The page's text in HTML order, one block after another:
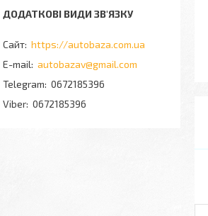
https://autobaza.com.ua
autobazav@gmail.com
0672185396
0672185396